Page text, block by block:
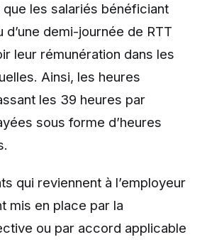
les salariés bénéficiant
d’une demi-journée de RTT
leur rémunération dans les
Ainsi, les heures
les 39 heures par
sous forme d’heures
qui reviennent à l’employeur
mis en place par la
ou par accord applicable